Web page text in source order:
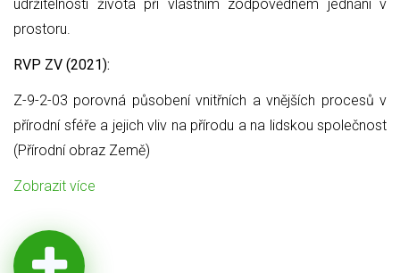
udržitelnosti života při vlastním zodpovědném jednání v
prostoru.
RVP ZV (2021):
Z-9-2-03 porovná působení vnitřních a vnějších procesů v
přírodní sféře a jejich vliv na přírodu a na lidskou společnost
(Přírodní obraz Země)
Zobrazit více